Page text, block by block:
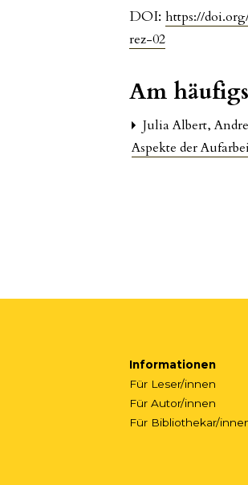
DOI:https://
rez-02
Am
Julia Albert,
Aspekte der
Informationen
Für Leser/innen
Für Autor/innen
Für Bibliothekar/